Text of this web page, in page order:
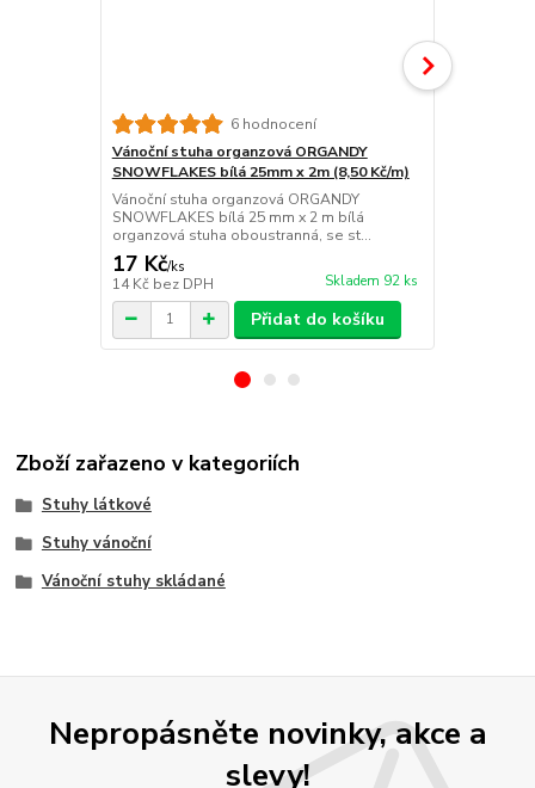
6 hodnocení
Vánoční stuha organzová ORGANDY
SNOWFLAKES bílá 25mm x 2m (8,50 Kč/m)
Vánoční stuha organzová ORGANDY
SNOWFLAKES bílá 25 mm x 2 m bílá
organzová stuha oboustranná, se st...
17 Kč/ks
14 Kč bez DPH Skladem 92 ks
Přidat do košíku
Zboží zařazeno v kategoriích
Stuhy látkové
Stuhy vánoční
Vánoční stuhy skládané
Nepropásněte novinky, akce a
slevy!